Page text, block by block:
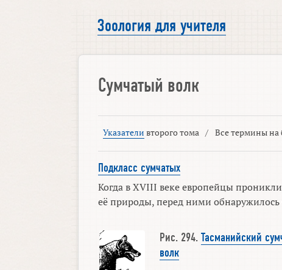
Зоология для учителя
Сумчатый волк
Указатели второго тома / Все термины на
Подкласс сумчатых
Когда в XVIII веке европейцы
её природы, перед ними обнаружилось
Рис. 294. Тасманийский
волк